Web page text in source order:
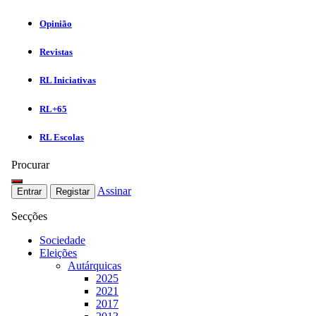
Opinião
Revistas
RL Iniciativas
RL+65
RL Escolas
Procurar
Entrar Registar Assinar
Secções
Sociedade
Eleições
Autárquicas
2025
2021
2017